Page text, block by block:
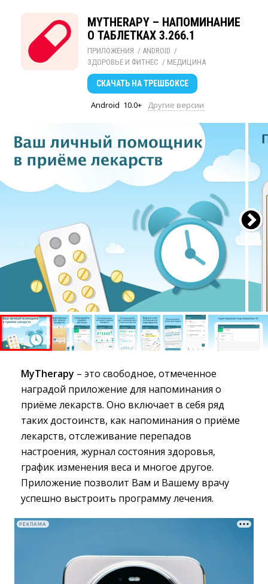
MYTHERAPY – НАПОМИНАНИЕ
О ТАБЛЕТКАХ 3.266.1
ПРИЛОЖЕНИЯ / ANDROID /
ЗДОРОВЬЕ И ФИТНЕС / МЕДИЦИНА
СКАЧАТЬ НА ТРЕШБОКСЕ
Android 10.0+ Другие версии
MyTherapy – это свободное, отмеченное
наградой приложение для напоминания о
приёме лекарств. Оно включает в себя ряд
таких достоинств, как напоминания о приёме
лекарств, отслеживание перепадов
настроения, журнал состояния здоровья,
график изменения веса и многое другое.
Приложение позволит Вам и Вашему врачу
успешно выстроить программу лечения.
РЕКЛАМА